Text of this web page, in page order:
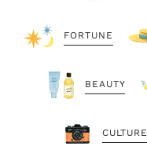
FORTUNE
BEAUTY
CULTURE